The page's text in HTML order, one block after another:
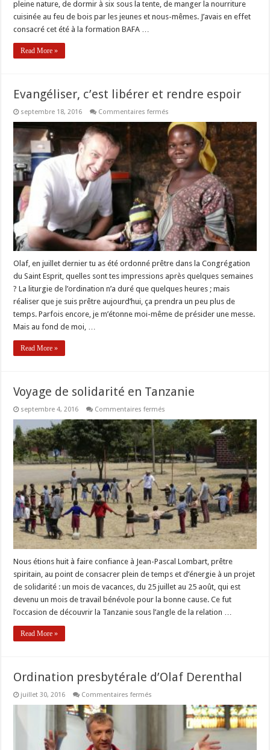
pleine nature, de dormir à six sous la tente, de manger la nourriture
cuisinée au feu de bois par les jeunes et nous-mêmes. J’avais en effet
consacré cet été à la formation BAFA …
Read More »
Evangéliser, c’est libérer et rendre espoir
septembre 18, 2016 Commentaires fermés
c’est
libérer
et
rendre
espoir
Olaf, en juillet dernier tu as été ordonné prêtre dans la Congrégation
du Saint Esprit, quelles sont tes impressions après quelques semaines
? La liturgie de l’ordination n’a duré que quelques heures ; mais
réaliser que je suis prêtre aujourd’hui, ça prendra un peu plus de
temps. Parfois encore, je m’étonne moi-même de présider une messe.
Mais au fond de moi, …
Read More »
Voyage de solidarité en Tanzanie
septembre 4, 2016 Commentaires fermés
de
solidarité
en
Tanzanie
Nous étions huit à faire confiance à Jean-Pascal Lombart, prêtre
spiritain, au point de consacrer plein de temps et d’énergie à un projet
de solidarité : un mois de vacances, du 25 juillet au 25 août, qui est
devenu un mois de travail bénévole pour la bonne cause. Ce fut
l’occasion de découvrir la Tanzanie sous l’angle de la relation …
Read More »
Ordination presbytérale d’Olaf Derenthal
juillet 30, 2016 Commentaires fermés
presbytérale